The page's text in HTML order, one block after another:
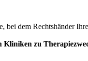
dem Rechtshänder
Kliniken zu